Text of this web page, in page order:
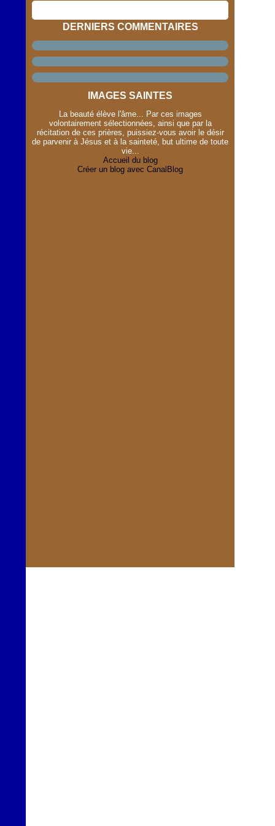
DERNIERS COMMENTAIRES
IMAGES SAINTES
La beauté élève l'âme... Par ces images
volontairement sélectionnées, ainsi que par la
récitation de ces prières, puissiez-vous avoir le désir
de parvenir à Jésus et à la sainteté, but ultime de toute
vie...
Accueil du blog
Créer un blog avec CanalBlog